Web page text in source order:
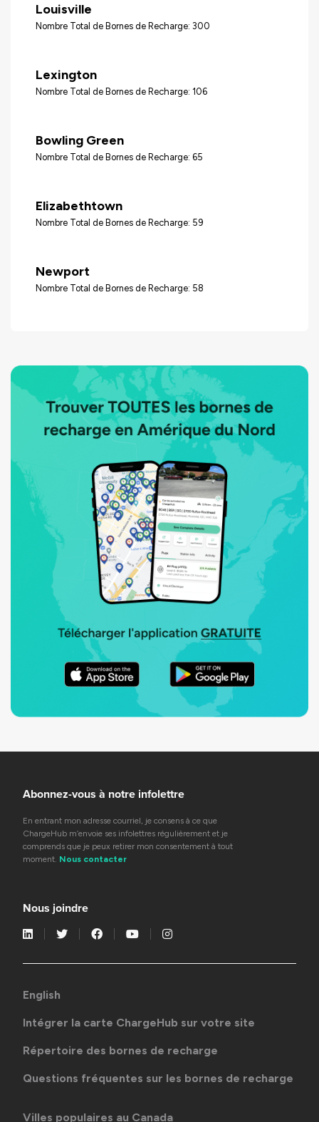
Louisville
Nombre Total de Bornes de Recharge: 300
Lexington
Nombre Total de Bornes de Recharge: 106
Bowling Green
Nombre Total de Bornes de Recharge: 65
Elizabethtown
Nombre Total de Bornes de Recharge: 59
Newport
Nombre Total de Bornes de Recharge: 58
Abonnez-vous à notre infolettre
En entrant mon adresse courriel, je consens à ce que
ChargeHub m’envoie ses infolettres régulièrement et je
comprends que je peux retirer mon consentement à tout
moment. Nous contacter
Nous joindre
English
Intégrer la carte ChargeHub sur votre site
Répertoire des bornes de recharge
Questions fréquentes sur les bornes de recharge
Villes populaires au Canada